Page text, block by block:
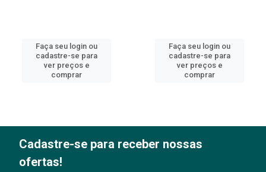
Faça seu login ou
cadastre-se para
ver preços e
comprar
Faça seu login ou
cadastre-se para
ver preços e
comprar
Cadastre-se para receber nossas
ofertas!